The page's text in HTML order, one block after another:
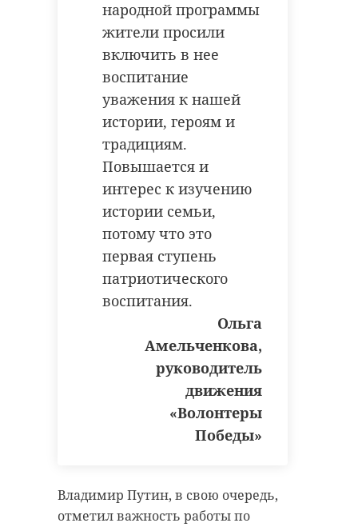
народной программы
жители просили
включить в нее
воспитание
уважения к нашей
истории, героям и
традициям.
Повышается и
интерес к изучению
истории семьи,
потому что это
первая ступень
патриотического
воспитания.
Ольга
Амельченкова,
руководитель
движения
«Волонтеры
Победы»
Владимир Путин, в свою очередь,
отметил важность работы по